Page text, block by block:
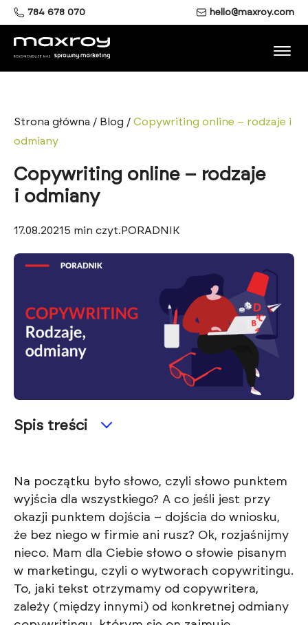
784 678 070 hello@maxroy.com
Strona główna / Blog / Copywriting online – rodzaje i
odmiany
Copywriting online – rodzaje
i odmiany
17.08.2021 5 min czyt. PORADNIK
Spis treści
Na początku było słowo, czyli słowo punktem
wyjścia dla wszystkiego? A co jeśli jest przy
okazji punktem dojścia – dojścia do wniosku,
że bez niego w firmie ani rusz? Ok, rozjaśnijmy
nieco. Mam dla Ciebie słowo o słowie pisanym
w marketingu, czyli o wytworach copywritingu.
To, jaki tekst otrzymamy od copywritera,
zależy (między innymi) od konkretnej odmiany